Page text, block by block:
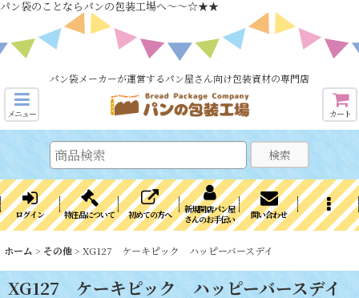
パン袋のことならパンの包装工場へ～～☆★★
パン袋メーカーが運営するパン屋さん向け包装資材の専門店
メニュー カート
検索
ログイン 特注品について 初めての方へ
新規開店パン屋
さんのお手伝い
問い合わせ
ホーム > その他> XG127 ケーキピック ハッピーバースデイ
XG127 ケーキピック ハッピーバースデイ